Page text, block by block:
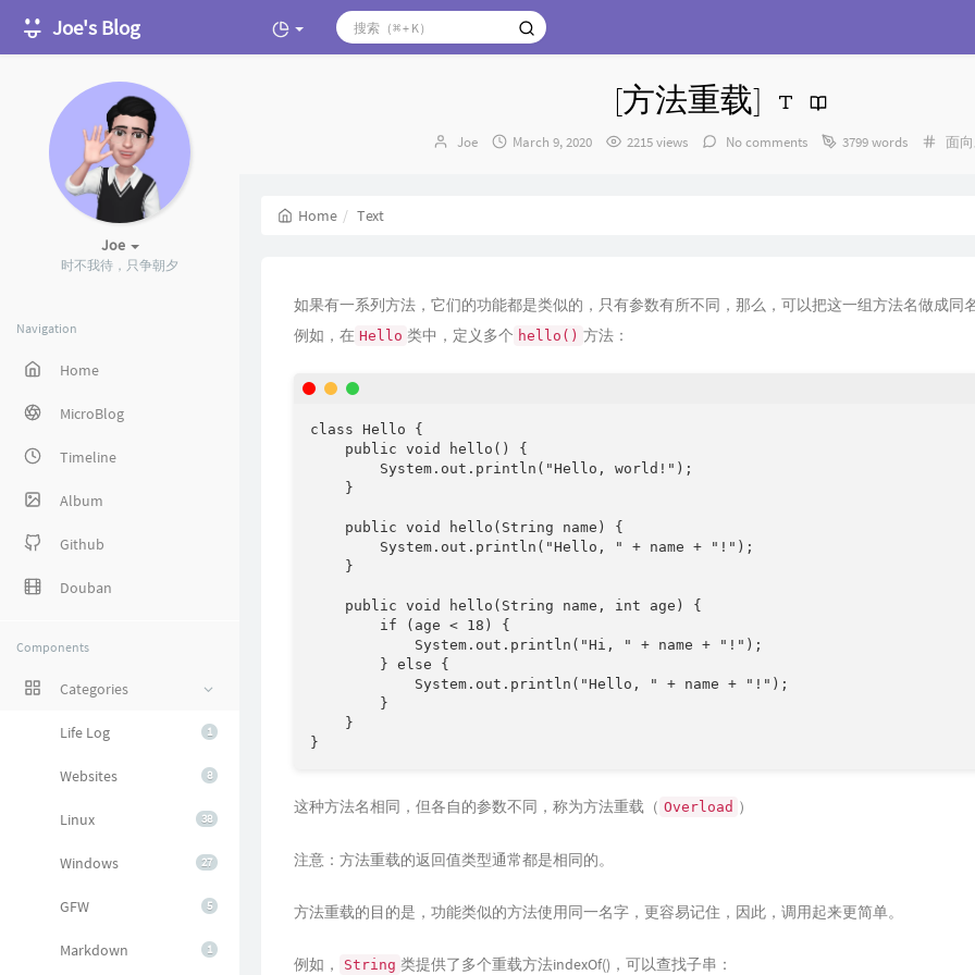
Joe's Blog
Joe
时不我待，只争朝夕
Navigation
Home
MicroBlog
Timeline
Album
Github
Douban
Components
Categories
1
Life Log
8
Websites
38
Linux
27
Windows
5
GFW
1
Markdown
[方法重载]
Author：
Joe
发
March 9, 2020 2215 views No comments 3799 words 面
Home Text
如果有一系列方法，它们的功能都是类似的，只有参数有所不同，那么，可以把这一组方法名做成同
例如，在 Hello 类中，定义多个 hello() 方法：
class Hello {
    public void hello() {
        System.out.println("Hello, world!");
    }
    public void hello(String name) {
        System.out.println("Hello, " + name + "!");
    }
    public void hello(String name, int age) {
        if (age < 18) {
            System.out.println("Hi, " + name + "!");
        } else {
            System.out.println("Hello, " + name + "!");
        }
    }
}
这种方法名相同，但各自的参数不同，称为方法重载（ Overload ）
注意：方法重载的返回值类型通常都是相同的。
方法重载的目的是，功能类似的方法使用同一名字，更容易记住，因此，调用起来更简单。
例如， String 类提供了多个重载方法indexOf()，可以查找子串：